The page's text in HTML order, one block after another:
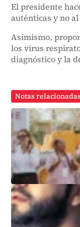
El presidente
auténticas y no
Asimismo,
los virus
diagnóstico y la
Notas relacionadas